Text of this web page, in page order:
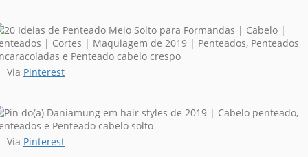
Via Pinterest
Via Pinterest